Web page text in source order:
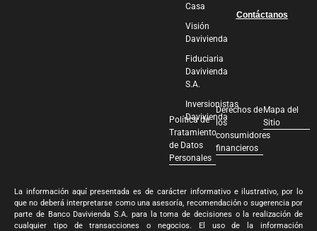
Casa
Visión
Davivienda
Fiduciaria
Davivienda
S.A.
Inversionistas
Davivienda
Contáctanos
Política de
Tratamiento
de Datos
Personales
Derechos de
los
consumidores
financieros
Mapa del
Sitio
La información aquí presentada es de carácter informativo e ilustrativo, por lo
que no deberá interpretarse como una asesoría, recomendación o sugerencia por
parte de Banco Davivienda S.A. para la toma de decisiones o la realización de
cualquier tipo de transacciones o negocios. El uso de la información